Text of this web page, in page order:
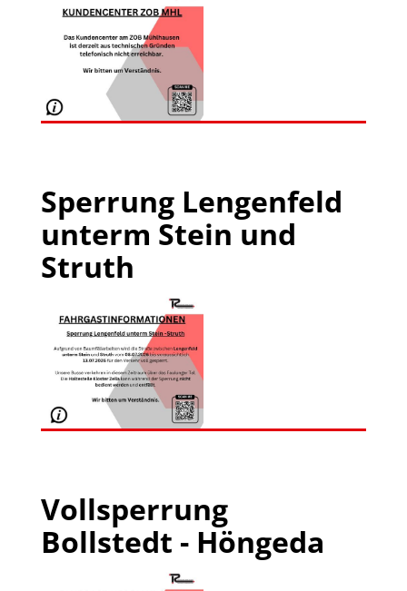
Sperrung Lengenfeld
unterm Stein und
Struth
Vollsperrung
Bollstedt - Höngeda